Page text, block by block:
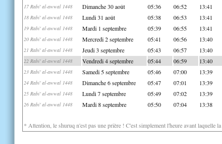
17 Rabi' al-awwal 1448 Dimanche 30 août 05:36 06:52 13:41
18 Rabi' al-awwal 1448 Lundi 31 août 05:38 06:53 13:41
19 Rabi' al-awwal 1448 Mardi 1 septembre 05:39 06:55 13:41
20 Rabi' al-awwal 1448 Mercredi 2 septembre 05:41 06:56 13:40
21 Rabi' al-awwal 1448 Jeudi 3 septembre 05:43 06:57 13:40
22 Rabi' al-awwal 1448 Vendredi 4 septembre 05:44 06:59 13:40
23 Rabi' al-awwal 1448 Samedi 5 septembre 05:46 07:00 13:39
24 Rabi' al-awwal 1448 Dimanche 6 septembre 05:47 07:01 13:39
25 Rabi' al-awwal 1448 Lundi 7 septembre 05:49 07:02 13:39
26 Rabi' al-awwal 1448 Mardi 8 septembre 05:50 07:04 13:38
* Attention, le shuruq n'est pas une prière ! C'est simplement l'heure avant laquelle